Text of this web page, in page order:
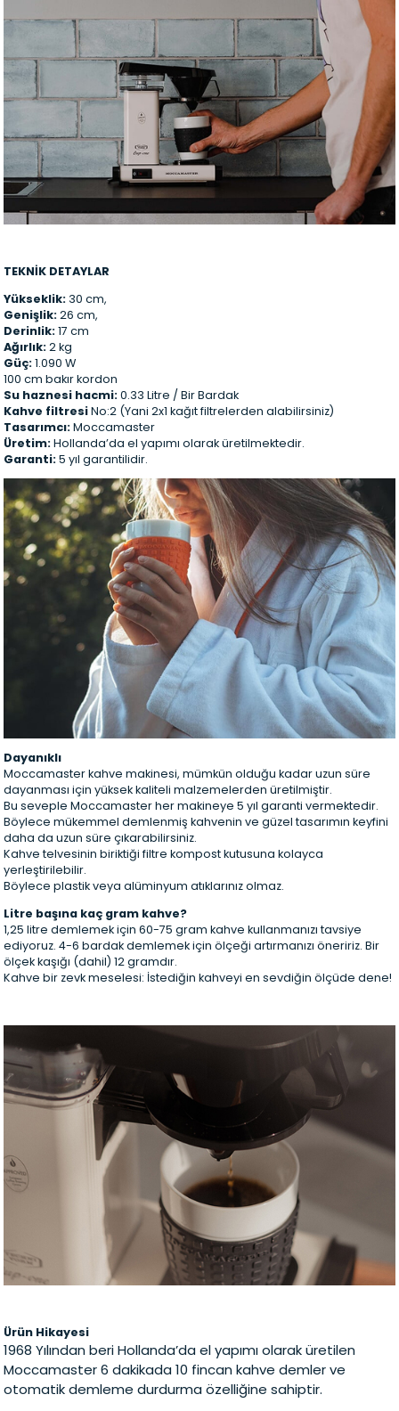
TEKNİK DETAYLAR
Yükseklik: 30 cm,
Genişlik:26 cm,
Derinlik:17 cm
Ağırlık:2 kg
Güç:1.090 W
100 cm bakır kordon
Su haznesi hacmi: 0.33 Litre / Bir Bardak
Kahve filtresiNo:2 (Yani 2x1 kağıt filtrelerden alabilirsiniz)
Tasarımcı:Moccamaster
Üretim:Hollanda’da el yapımı olarak üretilmektedir.
Garanti:5 yıl garantilidir.
Dayanıklı
Moccamaster kahve makinesi, mümkün olduğu kadar uzun süre
dayanması için yüksek kaliteli malzemelerden üretilmiştir.
Bu seveple Moccamaster her makineye 5 yıl garanti vermektedir.
Böylece mükemmel demlenmiş kahvenin ve güzel tasarımın keyfini
daha da uzun süre çıkarabilirsiniz.
Kahve telvesinin biriktiği filtre kompost kutusuna kolayca
yerleştirilebilir.
Böylece plastik veya alüminyum atıklarınız olmaz.
Litre başına kaç gram kahve?
1,25 litre demlemek için 60-75 gram kahve kullanmanızı tavsiye
ediyoruz. 4-6 bardak demlemek için ölçeği artırmanızı öneririz. Bir
ölçek kaşığı (dahil) 12 gramdır.
Kahve bir zevk meselesi: İstediğin kahveyi en sevdiğin ölçüde dene!
Ürün Hikayesi
1968 Yılından beri Hollanda’da el yapımı olarak üretilen
Moccamaster 6 dakikada 10 fincan kahve demler ve
otomatik demleme durdurma özelliğine sahiptir.